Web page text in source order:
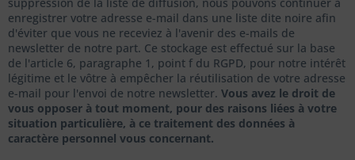
enregistrer votre adresse e-mail dans une liste dite noire afin
d'éviter que vous ne receviez à l'avenir des e-mails de
newsletter de notre part. Ce stockage est effectué sur la base
de l'article 6, paragraphe 1, point f du RGPD, pour notre intérêt
légitime et le vôtre à empêcher la réutilisation de votre adresse
e-mail pour l'envoi de notre newsletter. Vous avez le droit de
vous opposer à tout moment, pour des raisons liées à votre
situation particulière, à ce traitement des données à
caractère personnel vous concernant.